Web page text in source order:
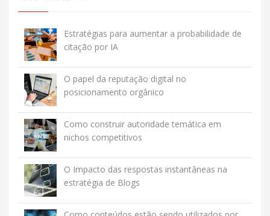
Estratégias para aumentar a probabilidade de
citação por IA
O papel da reputação digital no
posicionamento orgânico
Como construir autoridade temática em
nichos competitivos
O Impacto das respostas instantâneas na
estratégia de Blogs